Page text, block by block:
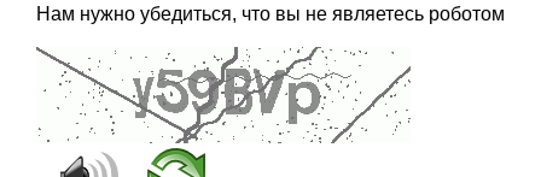
Нам нужно убедиться, что вы не являетесь роботом